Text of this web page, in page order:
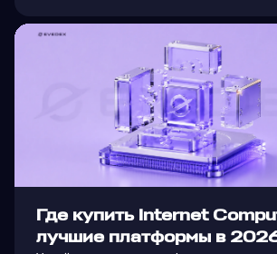
Где купить Internet
лучшие платформы в